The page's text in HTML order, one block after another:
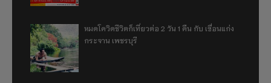
หมดโควิดชีวิตก็เที่ยวต่อ 2 วัน 1 คืน กับ เขื่อนแก่ง
กระจาน เพชรบุรี